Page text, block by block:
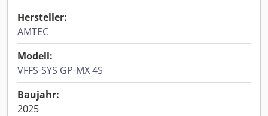
Hersteller:
AMTEC
Modell:
VFFS-SYS GP-MX 4S
Baujahr:
2025